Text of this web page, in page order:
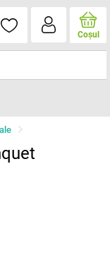
Coşul